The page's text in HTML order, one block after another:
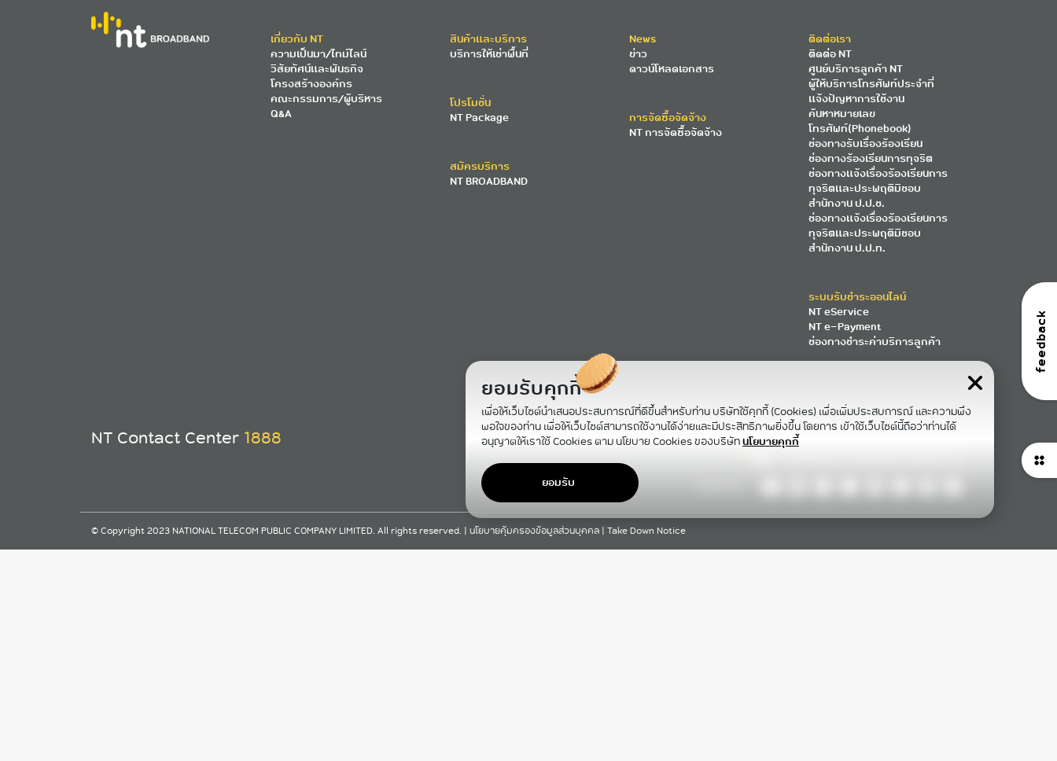
feedback
ยอมรับคุกกี้
เพื่อให้เว็บไซต์นำเสนอประสบการณ์ที่ดีขึ้นสำหรับท่าน บริษัทใช้คุกกี้ (Cookies) เพื่อเพิ่มประสบการณ์ และความพึง
พอใจของท่าน เพื่อให้เว็บไซต์สามารถใช้งานได้ง่ายและมีประสิทธิภาพยิ่งขึ้น โดยการ เข้าใช้เว็บไซต์นี้ถือว่าท่านได้
อนุญาตให้เราใช้ Cookies ตาม นโยบาย Cookies ของบริษัทนโยบายคุกกี้
ยอมรับ
เกี่ยวกับ NT
ความเป็นมา/ไทม์ไลน์
วิสัยทัศน์และพันธกิจ
โครงสร้างองค์กร
คณะกรรมการ/ผู้บริหาร
Q&A
สินค้าและบริการ
บริการให้เช่าพื้นที่
โปรโมชั่น
NT Package
สมัครบริการ
NT BROADBAND
News
ข่าว
ดาวน์โหลดเอกสาร
การจัดซื้อจัดจ้าง
NT การจัดซื้อจัดจ้าง
ติดต่อเรา
ติดต่อ NT
ศูนย์บริการลูกค้า NT
ผู้ให้บริการโทรศัพท์ประจำที่
แจ้งปัญหาการใช้งาน
ค้นหาหมายเลข
โทรศัพท์(Phonebook)
ช่องทางรับเรื่องร้องเรียน
ช่องทางร้องเรียนการทุจริต
ช่องทางแจ้งเรื่องร้องเรียนการ
ทุจริตและประพฤติมิชอบ
สำนักงาน ป.ป.ช.
ช่องทางแจ้งเรื่องร้องเรียนการ
ทุจริตและประพฤติมิชอบ
สำนักงาน ป.ป.ท.
ระบบรับชำระออนไลน์
NT eService
NT e-Payment
ช่องทางชำระค่าบริการลูกค้า
NT Contact Center 1888
© Copyright 2023 NATIONAL TELECOM PUBLIC COMPANY LIMITED. All rights reserved. | นโยบายคุ้มครองข้อมูลส่วนบุคคล | Take Down Notice